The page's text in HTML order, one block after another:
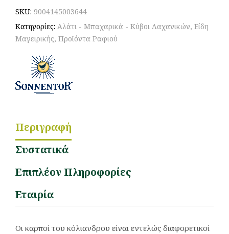
SKU: 9004145003644
Κατηγορίες: Αλάτι - Μπαχαρικά - Κύβοι Λαχανικών, Είδη
Μαγειρικής, Προϊόντα Ραφιού
Περιγραφή
Συστατικά
Επιπλέον Πληροφορίες
Εταιρία
Οι καρποί του κόλιανδρου είναι εντελώς διαφορετικοί